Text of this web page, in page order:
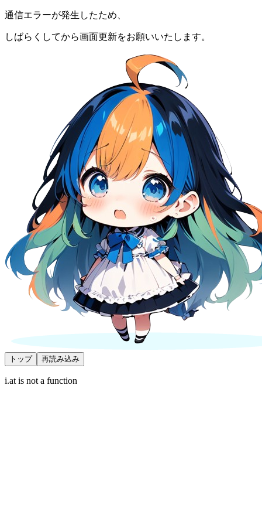
通信エラーが発生したため、
しばらくしてから画面更新をお願いいたします。
トップ 再読み込み
i.at is not a function